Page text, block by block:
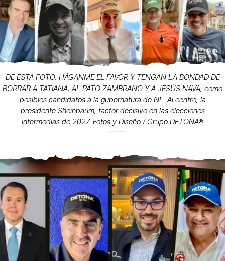
DE ESTA FOTO, HÁGANME EL FAVOR Y TENGAN LA BONDAD DE
BORRAR A TATIANA, AL PATO ZAMBRANO Y A JESÚS NAVA, como
posibles candidatos a la gubernatura de NL. Al centro, la
presidente Sheinbaum, factor decisivo en las elecciones
intermedias de 2027. Fotos y Diseño / Grupo DETONA®